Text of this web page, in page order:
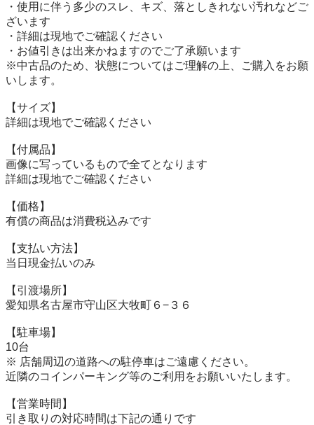
・使用に伴う多少のスレ、キズ、落としきれない汚れなどご
ざいます
・詳細は現地でご確認ください
・お値引きは出来かねますのでご了承願います
※中古品のため、状態についてはご理解の上、ご購入をお願
いします。
【サイズ】
詳細は現地でご確認ください
【付属品】
画像に写っているもので全てとなります
詳細は現地でご確認ください
【価格】
有償の商品は消費税込みです
【⽀払い⽅法】
当⽇現⾦払いのみ
【引渡場所】
愛知県名古屋市守山区大牧町６−３６
【駐⾞場】
10台
※ 店舗周辺の道路への駐停車はご遠慮ください。
近隣のコインパーキング等のご利用をお願いいたします。
【営業時間】
引き取りの対応時間は下記の通りです